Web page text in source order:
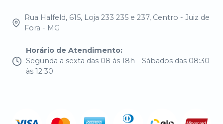
Rua Halfeld, 615, Loja 233 235 e 237, Centro - Juiz de
Fora - MG
Horário de Atendimento:
Segunda a sexta das 08 às 18h - Sábados das 08:30
às 12:30